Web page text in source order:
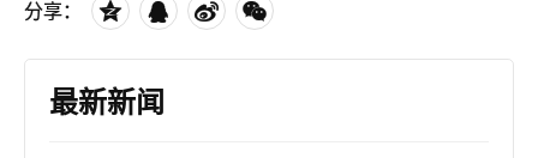
分享：
最新新闻